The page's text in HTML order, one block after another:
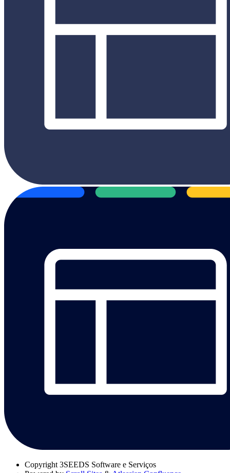
Copyright 3SEEDS Software e Serviços